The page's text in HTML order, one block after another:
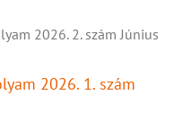
2026. 2. szám Június
2026. 1. szám